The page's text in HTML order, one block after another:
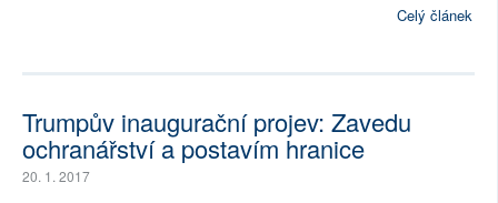
Celý článek
Trumpův inaugurační projev: Zavedu
ochranářství a postavím hranice
20. 1. 2017